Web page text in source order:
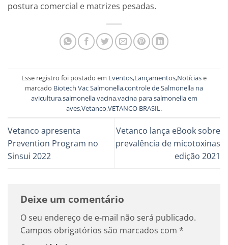
postura comercial e matrizes pesadas.
Esse registro foi postado em Eventos,Lançamentos,Notíciase
marcado Biotech Vac Salmonella,controle de Salmonella na
avicultura,salmonella vacina,vacina para salmonella em
aves,Vetanco,VETANCO BRASIL.
Vetanco apresenta
Prevention Program no
Sinsui 2022
Vetanco lança eBook sobre
prevalência de micotoxinas
edição 2021
Deixe um comentário
O seu endereço de e-mail não será publicado.
Campos obrigatórios são marcados com *